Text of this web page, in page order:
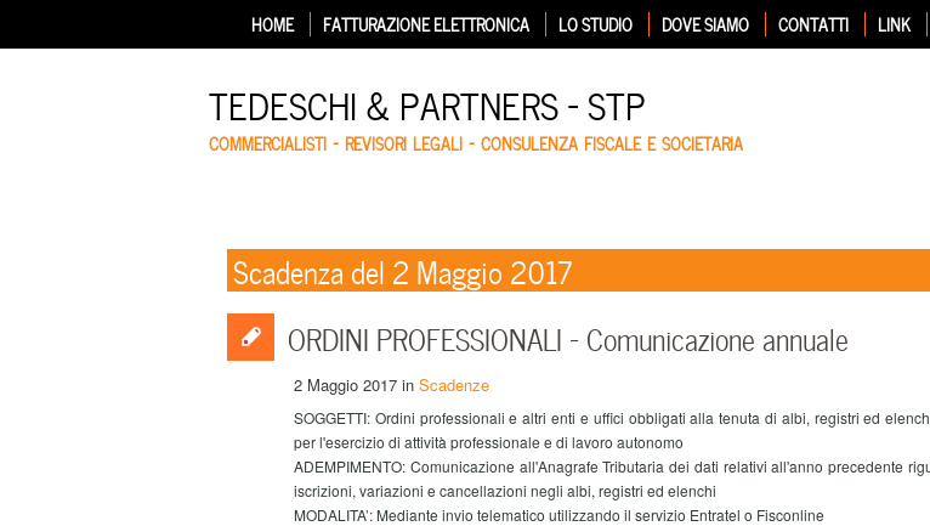
HOME FATTURAZIONE ELETTRONICA LO STUDIO DOVE SIAMO CONTATTI LINK
TEDESCHI & PARTNERS – STP
COMMERCIALISTI – REVISORI LEGALI – CONSULENZA FISCALE E SOCIETARIA
Scadenza del 2 Maggio 2017
ORDINI PROFESSIONALI – Comunicazione annuale
2 Maggio 2017 in Scadenze
SOGGETTI: Ordini professionali e altri enti e uffici obbligati alla tenuta di albi, registri ed
per l'esercizio di attività professionale e di lavoro autonomo
ADEMPIMENTO: Comunicazione all'Anagrafe Tributaria dei dati relativi all'anno precedente
iscrizioni, variazioni e cancellazioni negli albi, registri ed elenchi
MODALITA’: Mediante invio telematico utilizzando il servizio Entratel o Fisconline